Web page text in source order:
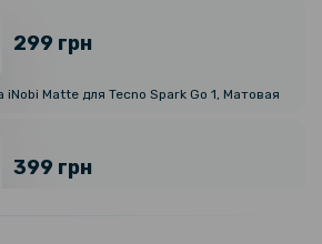
299 грн
iNobi Matte для Tecno Spark Go 1, Матовая
399 грн
Privacy Matte для Tecno Spark Go 1